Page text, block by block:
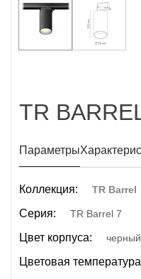
TR
Параметры
Коллекция: TR Barrel
Серия: TR Barrel 7
Цвет корпуса:
Цветовая